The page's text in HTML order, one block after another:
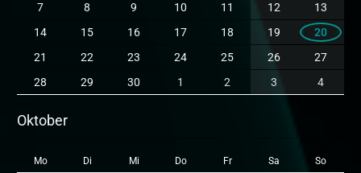
7
8 9 10 11 12
13
14
15 16 17 18 19
20
21
22 23 24 25 26
27
28
29 30 1 2 3 4
Oktober
Mo Di Mi Do Fr Sa So